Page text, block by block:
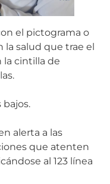
el pictograma o
la salud que trae el
cintilla de
bajos.
alerta a las
que atenten
al 123 línea